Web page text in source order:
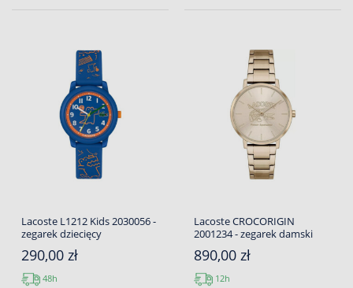
Lacoste L1212 Kids 2030056 -
zegarek dziecięcy
290,00 zł
48h
Lacoste CROCORIGIN
2001234 - zegarek damski
890,00 zł
12h